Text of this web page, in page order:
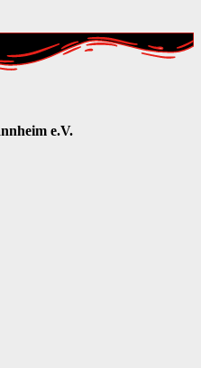
e.V.